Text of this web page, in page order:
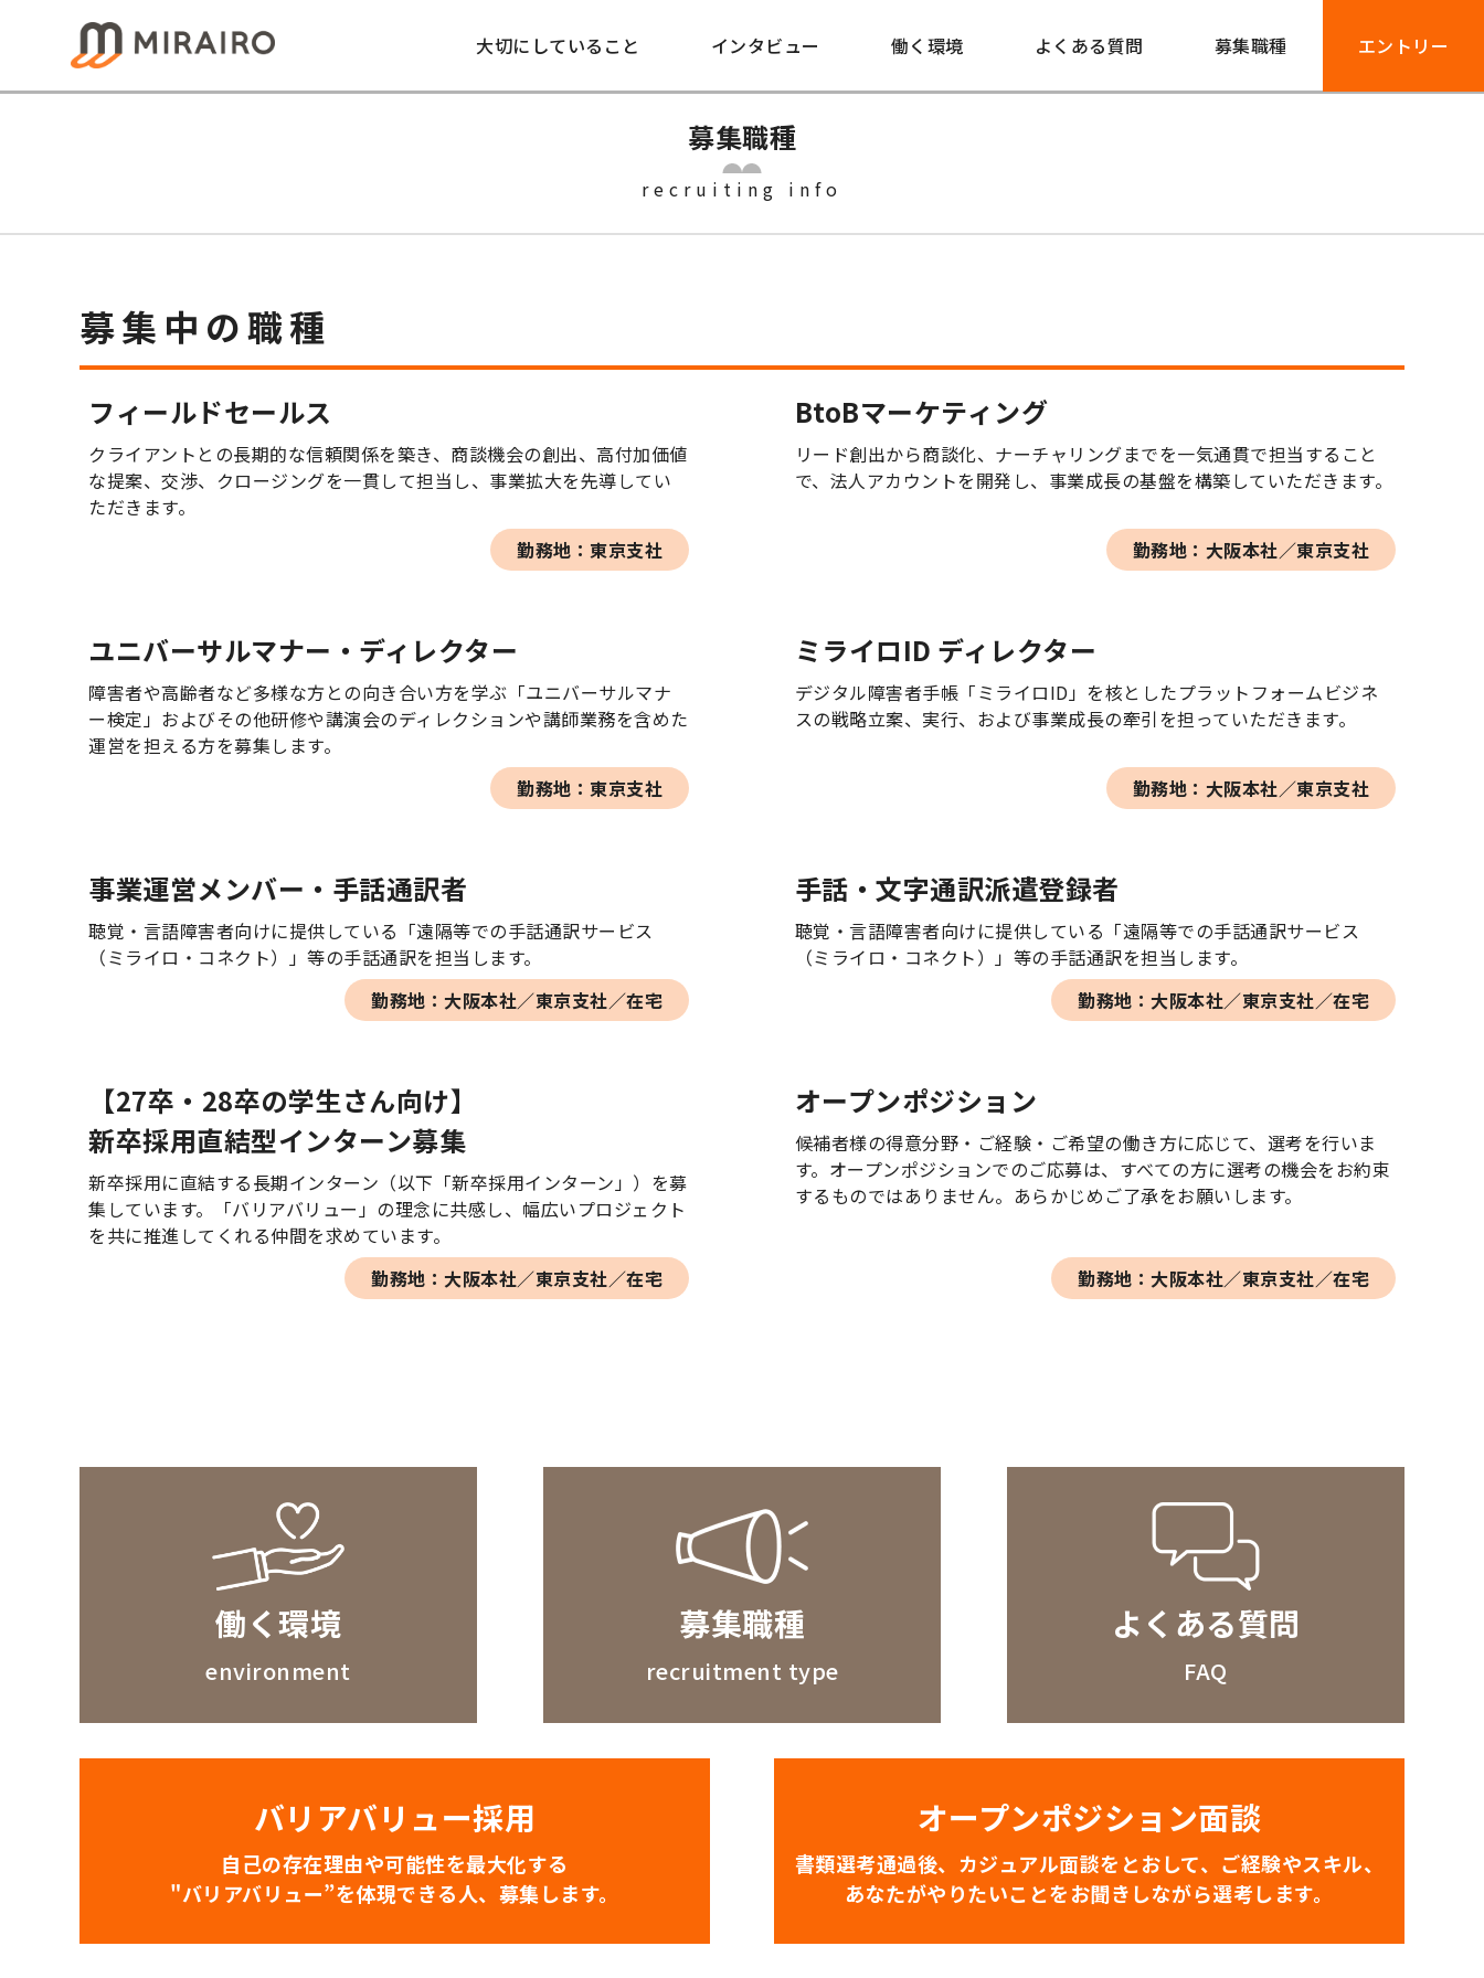
大切にしていること インタビュー 働く環境 よくある質問 募集職種 エントリー
募集職種
recruiting info
募集中の職種
フィールドセールス
クライアントとの長期的な信頼関係を築き、商談機会の創出、高付加価値
な提案、交渉、クロージングを一貫して担当し、事業拡大を先導してい
ただきます。
勤務地：東京支社
BtoBマーケティング
リード創出から商談化、ナーチャリングまでを一気通貫で担当すること
で、法人アカウントを開発し、事業成長の基盤を構築していただきます。
勤務地：大阪本社／東京支社
ユニバーサルマナー・ディレクター
障害者や高齢者など多様な方との向き合い方を学ぶ「ユニバーサルマナ
ー検定」およびその他研修や講演会のディレクションや講師業務を含めた
運営を担える方を募集します。
勤務地：東京支社
ミライロID ディレクター
デジタル障害者手帳「ミライロID」を核としたプラットフォームビジネ
スの戦略立案、実行、および事業成長の牽引を担っていただきます。
勤務地：大阪本社／東京支社
事業運営メンバー・手話通訳者
聴覚・言語障害者向けに提供している「遠隔等での手話通訳サービス
（ミライロ・コネクト）」等の手話通訳を担当します。
勤務地：大阪本社／東京支社／在宅
手話・文字通訳派遣登録者
聴覚・言語障害者向けに提供している「遠隔等での手話通訳サービス
（ミライロ・コネクト）」等の手話通訳を担当します。
勤務地：大阪本社／東京支社／在宅
【27卒・28卒の学生さん向け】
新卒採用直結型インターン募集
新卒採用に直結する長期インターン（以下「新卒採用インターン」）を募
集しています。「バリアバリュー」の理念に共感し、幅広いプロジェクト
を共に推進してくれる仲間を求めています。
勤務地：大阪本社／東京支社／在宅
オープンポジション
候補者様の得意分野・ご経験・ご希望の働き方に応じて、選考を行いま
す。オープンポジションでのご応募は、すべての方に選考の機会をお約束
するものではありません。あらかじめご了承をお願いします。
勤務地：大阪本社／東京支社／在宅
働く環境
environment
募集職種
recruitment type
よくある質問
FAQ
バリアバリュー採用
自己の存在理由や可能性を最大化する
"バリアバリュー”を体現できる人、募集します。
オープンポジション面談
書類選考通過後、カジュアル面談をとおして、ご経験やスキル、
あなたがやりたいことをお聞きしながら選考します。